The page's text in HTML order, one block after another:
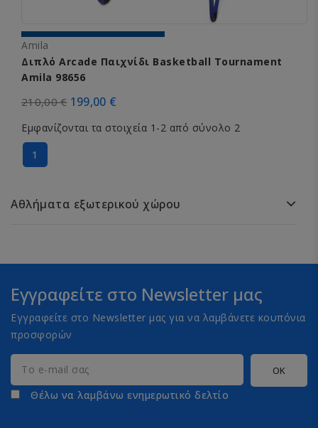
Amila
Διπλό Arcade Παιχνίδι Basketball Tournament
Amila 98656
210,00 € 199,00 €
Εμφανίζονται τα στοιχεία 1-2 από σύνολο 2
1
Αθλήματα εξωτερικού χώρου
Εγγραφείτε στο Newsletter μας
Εγγραφείτε στο Newsletter μας για να λαμβάνετε κουπόνια
προσφορών
Θέλω να λαμβάνω ενημερωτικό δελτίο